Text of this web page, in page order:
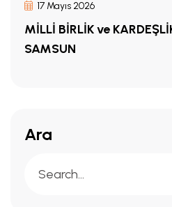
17 Mayıs 2026
MİLLİ BİRLİK ve
SAMSUN
Ara